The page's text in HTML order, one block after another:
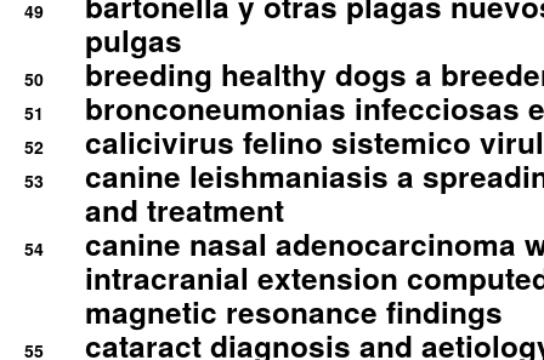
49
pulgas
50 breeding healthy dogs a
51 bronconeumonias infecciosas
52 calicivirus felino sistemico
53
canine leishmaniasis a
and treatment
54
canine nasal adenocarcinoma
intracranial extension
magnetic resonance findings
55 cataract diagnosis and